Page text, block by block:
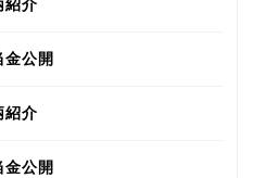
紹介
金公開
紹介
金公開